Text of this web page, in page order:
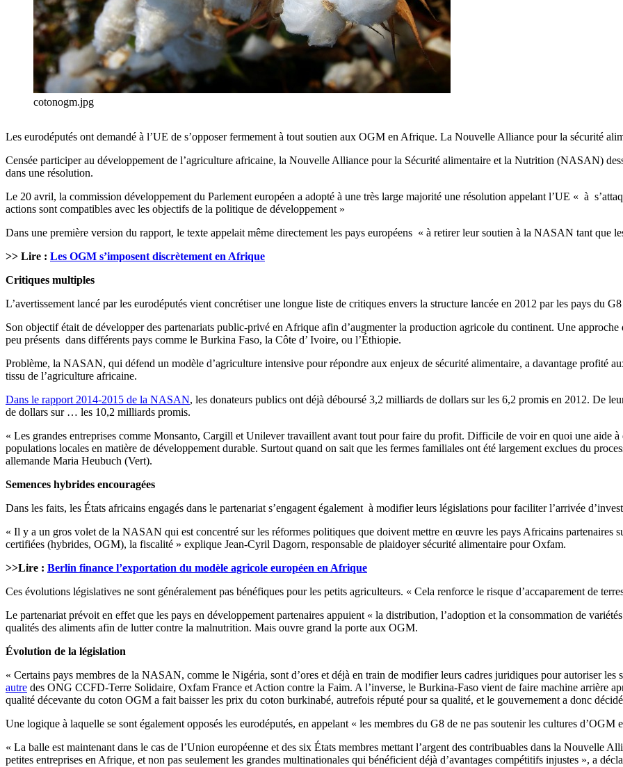
cotonogm.jpg
Les eurodéputés ont demandé à l’UE de s’opposer fermement à tout soutien aux OGM en Afrique. La Nouvelle Alliance pour la sécurité
Censée participer au développement de l’agriculture africaine, la Nouvelle Alliance pour la Sécurité alimentaire et la Nutrition (NASAN)
dans une résolution.
Le 20 avril, la commission développement du Parlement européen a adopté à une très large majorité une résolution appelant l’UE « à
actions sont compatibles avec les objectifs de la politique de développement »
Dans une première version du rapport, le texte appelait même directement les pays européens « à retirer leur soutien à la NASAN tant que
>> Lire : Les OGM s’imposent discrètement en Afrique
Critiques multiples
L’avertissement lancé par les eurodéputés vient concrétiser une longue liste de critiques envers la structure lancée en 2012 par les pays du
Son objectif était de développer des partenariats public-privé en Afrique afin d’augmenter la production agricole du continent. Une
peu présents dans différents pays comme le Burkina Faso, la Côte d’ Ivoire, ou l’Éthiopie.
Problème, la NASAN, qui défend un modèle d’agriculture intensive pour répondre aux enjeux de sécurité alimentaire, a davantage profité
tissu de l’agriculture africaine.
Dans le rapport 2014-2015 de la NASAN, les donateurs publics ont déjà déboursé 3,2 milliards de dollars sur les 6,2 promis en 2012. De
de dollars sur … les 10,2 milliards promis.
« Les grandes entreprises comme Monsanto, Cargill et Unilever travaillent avant tout pour faire du profit. Difficile de voir en quoi une aide
populations locales en matière de développement durable. Surtout quand on sait que les fermes familiales ont été largement exclues du
allemande Maria Heubuch (Vert).
Semences hybrides encouragées
Dans les faits, les États africains engagés dans le partenariat s’engagent également à modifier leurs législations pour faciliter l’arrivée
« Il y a un gros volet de la NASAN qui est concentré sur les réformes politiques que doivent mettre en œuvre les pays Africains partenaires
certifiées (hybrides, OGM), la fiscalité » explique Jean-Cyril Dagorn, responsable de plaidoyer sécurité alimentaire pour Oxfam.
>>Lire : Berlin finance l’exportation du modèle agricole européen en Afrique
Ces évolutions législatives ne sont généralement pas bénéfiques pour les petits agriculteurs. « Cela renforce le risque d’accaparement de
Le partenariat prévoit en effet que les pays en développement partenaires appuient « la distribution, l’adoption et la consommation de
qualités des aliments afin de lutter contre la malnutrition. Mais ouvre grand la porte aux OGM.
Évolution de la législation
« Certains pays membres de la NASAN, comme le Nigéria, sont d’ores et déjà en train de modifier leurs cadres juridiques pour autoriser les
autre des ONG CCFD-Terre Solidaire, Oxfam France et Action contre la Faim. A l’inverse, le Burkina-Faso vient de faire machine arrière
qualité décevante du coton OGM a fait baisser les prix du coton burkinabé, autrefois réputé pour sa qualité, et le gouvernement a donc
Une logique à laquelle se sont également opposés les eurodéputés, en appelant « les membres du G8 de ne pas soutenir les cultures d’OGM
« La balle est maintenant dans le cas de l’Union européenne et des six États membres mettant l’argent des contribuables dans la Nouvelle
petites entreprises en Afrique, et non pas seulement les grandes multinationales qui bénéficient déjà d’avantages compétitifs injustes », a